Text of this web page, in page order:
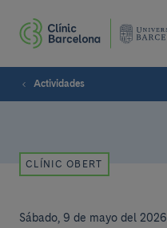
Actividades
CLÍNIC OBERT
Sábado, 9 de mayo del 2026